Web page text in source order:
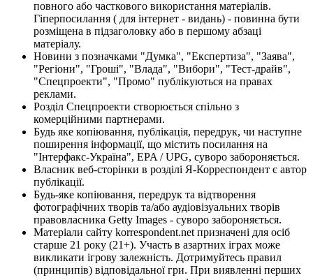
повного або часткового використання матеріалів.
Гіперпосилання ( для інтернет - видань) - повинна бути
розміщена в підзаголовку або в першому абзаці
матеріалу.
Новини з позначками "Думка", "Експертиза", "Заява",
"Регіони", "Гроші", "Влада", "Вибори", "Тест-драйв",
"Спецпроекти", "Промо" публікуються на правах
реклами.
Розділ Спецпроекти створюється спільно з
комерційними партнерами.
Будь яке копіювання, публікація, передрук, чи наступне
поширення інформації, що містить посилання на
"Інтерфакс-Україна", EPA / UPG, суворо забороняється.
Власник веб-сторінки в розділі Я-Корреспондент є автор
публікації.
Будь-яке копіювання, передрук та відтворення
фотографічних творів та/або аудіовізуальних творів
правовласника Getty Images - суворо забороняється.
Матеріали сайту korrespondent.net призначені для осіб
старше 21 року (21+). Участь в азартних іграх може
викликати ігрову залежність. Дотримуйтесь правил
(принципів) відповідальної гри. При виявленні перших